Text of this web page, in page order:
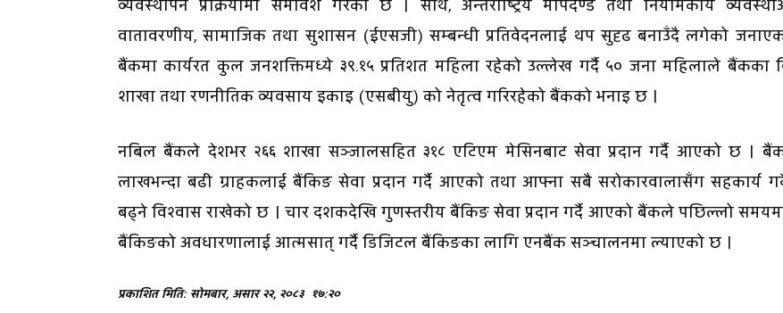
व्यवस्थापन प्रक्रियामा समावेश गरेको छ । साथै, अन्तर्राष्ट्रिय मापदण्ड तथा नियामकीय
वातावरणीय, सामाजिक तथा सुशासन (ईएसजी) सम्बन्धी प्रतिवेदनलाई थप सुदृढ बनाउँदै लगेको
बैंकमा कार्यरत कुल जनशक्तिमध्ये ३९.१५ प्रतिशत महिला रहेको उल्लेख गर्दै ५० जना महिलाले बैंकका
शाखा तथा रणनीतिक व्यवसाय इकाइ (एसबीयु) को नेतृत्व गरिरहेको बैंकको भनाइ छ ।
नबिल बैंकले देशभर २६६ शाखा सञ्जालसहित ३१८ एटिएम मेसिनबाट सेवा प्रदान गर्दै आएको छ ।
लाखभन्दा बढी ग्राहकलाई बैंकिङ सेवा प्रदान गर्दै आएको तथा आफ्ना सबै सरोकारवालासँग सहकार्य
बढ्ने विश्वास राखेको छ । चार दशकदेखि गुणस्तरीय बैंकिङ सेवा प्रदान गर्दै आएको बैंकले पछिल्लो
बैंकिङको अवधारणालाई आत्मसात् गर्दै डिजिटल बैंकिङका लागि एनबैंक सञ्चालनमा ल्याएको छ ।
प्रकाशित मिति: सोमबार, असार २२, २०८३ १७:२०